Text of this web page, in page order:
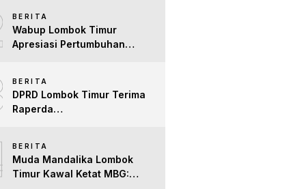
untuk Lombok Timur
BERITA
Wabup Lombok Timur
Apresiasi Pertumbuhan
Difabel
BERITA
DPRD Lombok Timur Terima
Raperda
Lanjuti Masukan untuk
Perkuat Tata Kelo
BERITA
Muda Mandalika Lombok
Timur Kawal Ketat MBG: